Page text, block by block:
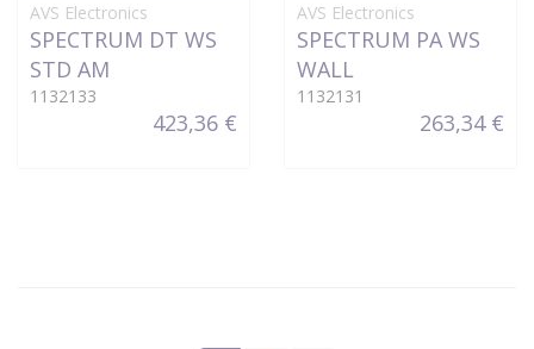
AVS Electronics
SPECTRUM DT WS
STD AM
1132133
423,36 €
AVS Electronics
SPECTRUM PA WS
WALL
1132131
263,34 €